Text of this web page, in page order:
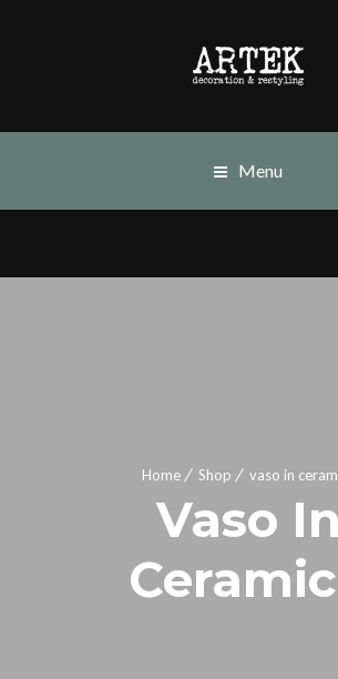
Menu
Home Shop vaso in
Vaso In